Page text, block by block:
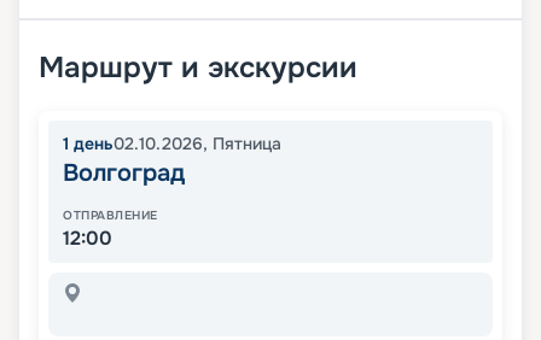
Маршрут и экскурсии
1 день02.10.2026, Пятница
Волгоград
ОТПРАВЛЕНИЕ
12:00